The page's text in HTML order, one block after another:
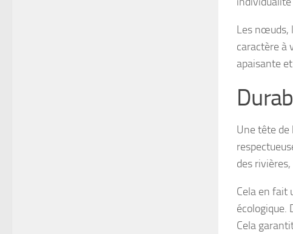
Les nœuds,
caractère à
apaisante
Une tête
des
Cela en fait
écologique.
Cela